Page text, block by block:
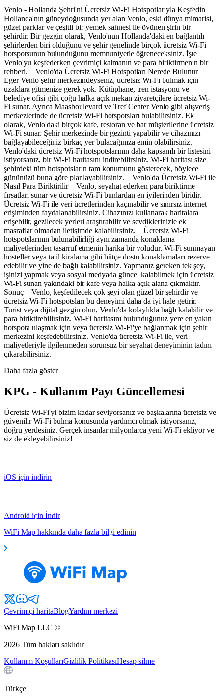
Venlo - Hollanda Şehri'ni Ücretsiz Wi-Fi Hotspotlarıyla Keşfedin
Hollanda'nın güneydoğusunda yer alan Venlo, eski dünya mimarisi,
güzel parklar ve çeşitli bir yemek sahnesi ile övünen şirin bir
şehirdir. Bir gezgin olarak, Venlo'nun Hollanda'daki en bağlantılı
şehirlerden biri olduğunu ve şehir genelinde birçok ücretsiz Wi-Fi
hotspotsunun bulunduğunu memnuniyetle öğreneceksiniz. İşte
Venlo'yu keşfederken çevrimiçi kalmanın ve para biriktirmenin bir
rehberi. Venlo'da Ücretsiz Wi-Fi Hotspotları Nerede Bulunur
Eğer Venlo şehir merkezindeyseniz, ücretsiz Wi-Fi bulmak için
uzaklara gitmenize gerek yok. Kütüphane, tren istasyonu ve
belediye ofisi gibi çoğu halka açık mekan ziyaretçilere ücretsiz Wi-
Fi sunar. Ayrıca Maasboulevard ve Tref Center Venlo gibi alışveriş
merkezlerinde de ücretsiz Wi-Fi hotspotsları bulabilirsiniz. Ek
olarak, Venlo'daki birçok kafe, restoran ve bar müşterilerine ücretsiz
Wi-Fi sunar. Şehir merkezinde bir gezinti yapabilir ve cihazınızı
bağlayabileceğiniz birkaç yer bulacağınıza emin olabilirsiniz.
Venlo'daki ücretsiz Wi-Fi hotspotslarının daha kapsamlı bir listesini
istiyorsanız, bir Wi-Fi haritasını indirebilirsiniz. Wi-Fi haritası size
şehirdeki tüm hotspotsların tam konumunu gösterecek, böylece
gününüzü buna göre planlayabilirsiniz. Venlo'da Ücretsiz Wi-Fi ile
Nasıl Para Biriktirilir Venlo, seyahat ederken para biriktirme
fırsatları sunar ve ücretsiz Wi-Fi bunlardan en iyilerinden biridir.
Ücretsiz Wi-Fi ile veri ücretlerinden kaçınabilir ve sınırsız internet
erişiminden faydalanabilirsiniz. Cihazınızı kullanarak haritalara
erişebilir, gezilecek yerleri araştırabilir ve sevdiklerinizle ek
masraflar olmadan iletişimde kalabilirsiniz. Ücretsiz Wi-Fi
hotspotslarının bulunabilirliği aynı zamanda konaklama
maliyetlerinden tasarruf etmenin harika bir yoludur. Wi-Fi sunmayan
hosteller veya tatil kiralama gibi bütçe dostu konaklamaları rezerve
edebilir ve yine de bağlı kalabilirsiniz. Yapmanız gereken tek şey,
işinizi yapmak veya sosyal medyada güncel kalabilmek için ücretsiz
Wi-Fi sunan yakındaki bir kafe veya halka açık alana çıkmaktır.
Sonuç Venlo, keşfedilecek çok şeyi olan güzel bir şehirdir ve
ücretsiz Wi-Fi hotspotsları bu deneyimi daha da iyi hale getirir.
Turist veya dijital gezgin olun, Venlo'da kolaylıkla bağlı kalabilir ve
para biriktirebilirsiniz. Wi-Fi haritasını bulunduğunuz yere en yakın
hotspota ulaşmak için veya ücretsiz Wi-Fi'ye bağlanmak için şehir
merkezini keşfedebilirsiniz. Venlo'da ücretsiz Wi-Fi ile, veri
maliyetleriyle ilgilenmeden sorunsuz bir seyahat deneyiminin tadını
çıkarabilirsiniz.
Daha fazla göster
KPG - Kullanım Payı Güncellemesi
Ücretsiz Wi-Fi'yi bizim kadar seviyorsanız ve başkalarına ücretsiz ve
güvenilir Wi-Fi bulma konusunda yardımcı olmak istiyorsanız,
doğru yerdesiniz. Gerçek insanlar milyonlarca yeni Wi-Fi ekliyor ve
siz de ekleyebilirsiniz!
iOS için indirin
Android için İndir
WiFi Map hakkında daha fazla bilgi edinin
Çevrimiçi haritaBlogYardım merkezi
WiFi Map LLC ©
2026 Tüm hakları saklıdır
Kullanım KoşullarıGizlilik PolitikasıHesap silme
Türkçe